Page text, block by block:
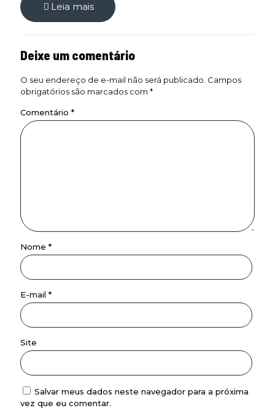
Leia mais
Deixe um comentário
O seu endereço de e-mail não será publicado. Campos
obrigatórios são marcados com *
Comentário *
Nome *
E-mail *
Site
Salvar meus dados neste navegador para a próxima
vez que eu comentar.